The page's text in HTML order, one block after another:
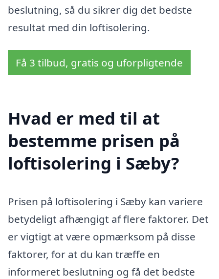
beslutning, så du sikrer dig det bedste
resultat med din loftisolering.
Få 3 tilbud, gratis og uforpligtende
Hvad er med til at
bestemme prisen på
loftisolering i Sæby?
Prisen på loftisolering i Sæby kan variere
betydeligt afhængigt af flere faktorer. Det
er vigtigt at være opmærksom på disse
faktorer, for at du kan træffe en
informeret beslutning og få det bedste